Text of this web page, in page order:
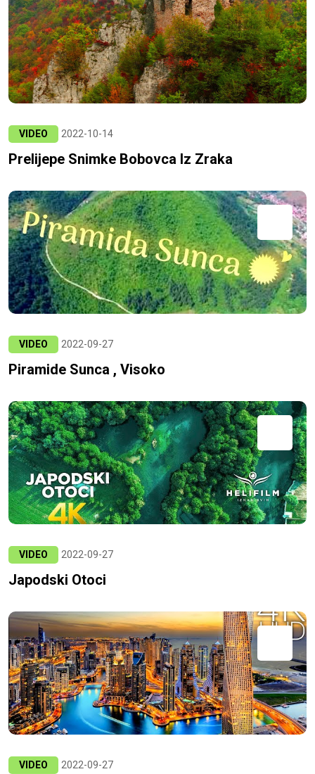
VIDEO 2022-10-14
Prelijepe Snimke Bobovca Iz Zraka
VIDEO 2022-09-27
Piramide Sunca , Visoko
VIDEO 2022-09-27
Japodski Otoci
VIDEO 2022-09-27